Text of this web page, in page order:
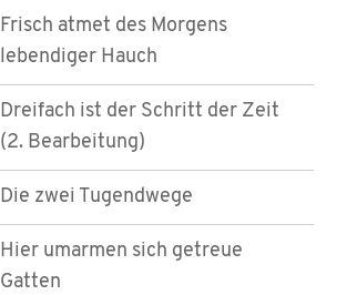
Frisch atmet des Morgens
lebendiger Hauch
Dreifach ist der Schritt der Zeit
(2. Bearbeitung)
Die zwei Tugendwege
Hier umarmen sich getreue
Gatten